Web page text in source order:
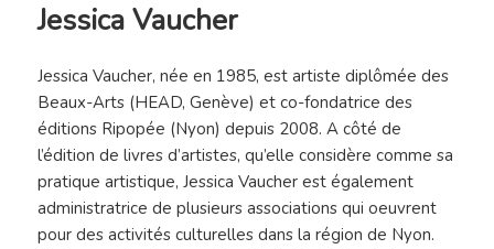
Jessica Vaucher
Jessica Vaucher, née en 1985, est artiste diplômée des
Beaux-Arts (HEAD, Genève) et co-fondatrice des
éditions Ripopée (Nyon) depuis 2008. A côté de
l’édition de livres d’artistes, qu’elle considère comme sa
pratique artistique, Jessica Vaucher est également
administratrice de plusieurs associations qui oeuvrent
pour des activités culturelles dans la région de Nyon.